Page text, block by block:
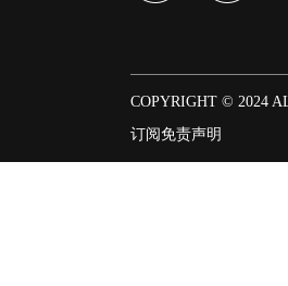
COPYRIGHT © 2024
订阅免责声明